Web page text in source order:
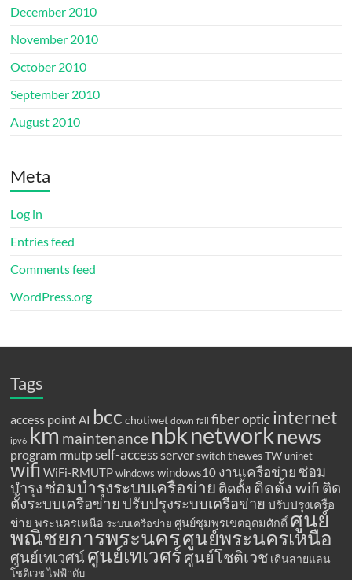
December 2010
November 2010
October 2010
September 2010
August 2010
Meta
Log in
Entries feed
Comments feed
WordPress.org
Tags
access pointAI bcc chotiwet down fail fiber opticinternet
ipv6 km maintenance nbknetworknews
program rmutpself-accessserver switch thewes TW uninet
wifi WiFi-RMUTP windows windows10 งานเครือข่าย ซ่อม
บำรุง ซ่อมบำรุงระบบเครือข่าย ติดตั้ง ติดตั้ง wifi ติด
ตั้งระบบเครือข่าย ปรับปรุงระบบเครือข่าย ปรับปรุงเครือ
ข่าย พระนครเหนือ ระบบเครือข่าย ศูนย์ชุมพรเขตอุดมศักดิ์ ศูนย์
พณิชยการพระนครศูนย์พระนครเหนือ
ศูนย์เทเวศน์ ศูนย์เทเวศร์ศูนย์โชติเวช เดินสายแลน
โชติเวช ไฟฟ้าดับ